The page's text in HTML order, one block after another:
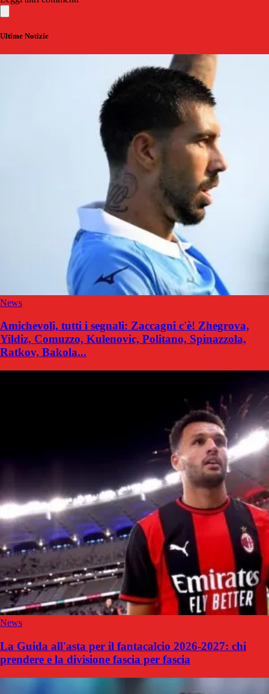
Ultime Notizie
News
Amichevoli, tutti i segnali: Zaccagni c'è! Zhegrova,
Yildiz, Comuzzo, Kulenovic, Politano, Spinazzola,
Ratkov, Bakola...
News
La Guida all'asta per il fantacalcio 2026-2027: chi
prendere e la divisione fascia per fascia